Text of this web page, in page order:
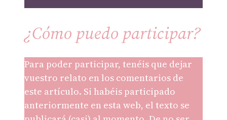
¿Cómo puedo participar?
Para poder participar, tenéis que dejar
vuestro relato en los comentarios de
este artículo. Si habéis participado
anteriormente en esta web, el texto se